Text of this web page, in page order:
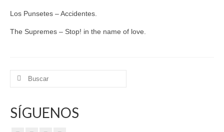
Los Punsetes – Accidentes.
The Supremes – Stop! in the name of love.
Buscar
SÍGUENOS